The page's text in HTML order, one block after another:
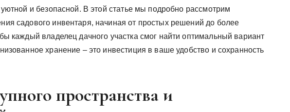
и безопасной. В этой статье мы подробно рассмотрим
садового инвентаря, начиная от простых решений до более
каждый владелец дачного участка смог найти оптимальный вариант
хранение – это инвестиция в ваше удобство и сохранность
пространства и